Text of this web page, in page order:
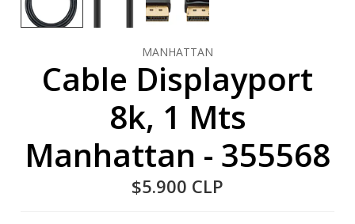
MANHATTAN
Cable Displayport
8k, 1 Mts
Manhattan - 355568
$5.900 CLP